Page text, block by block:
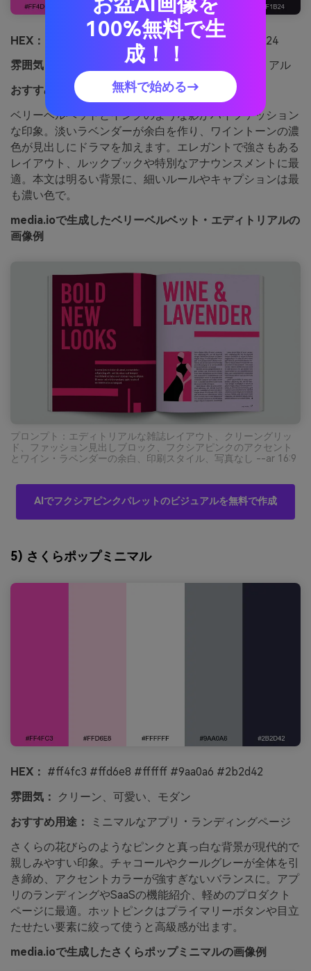
HEX：
#ff4dcd #a61e4d #6d1d5e #f2e9f7 #1f1b24
雰囲気：
ラグジュアリー、ムーディー、エディトリアル
おすすめ用途：
雑誌用スプレッドデザイン
ベリーベルベットとインクのような影がハイファッション
な印象。淡いラベンダーが余白を作り、ワイントーンの濃
色が見出しにドラマを加えます。エレガントで強さもある
レイアウト、ルックブックや特別なアナウンスメントに最
適。本文は明るい背景に、細いルールやキャプションは最
も濃い色で。
media.ioで生成したベリーベルベット・エディトリアルの
画像例
プロンプト：エディトリアルな雑誌レイアウト、クリーングリッ
ド、ファッション見出しブロック、フクシアピンクのアクセント
とワイン・ラベンダーの余白、印刷スタイル、写真なし --ar 16:9
AIでフクシアピンクパレットのビジュアルを無料で作成
5) さくらポップミニマル
HEX： #ff4fc3 #ffd6e8 #ffffff #9aa0a6 #2b2d42
雰囲気：
クリーン、可愛い、モダン
おすすめ用途：
ミニマルなアプリ・ランディングページ
さくらの花びらのようなピンクと真っ白な背景が現代的で
親しみやすい印象。チャコールやクールグレーが全体を引
き締め、アクセントカラーが強すぎないバランスに。アプ
リのランディングやSaaSの機能紹介、軽めのプロダクト
ページに最適。ホットピンクはプライマリーボタンや目立
たせたい要素に絞って使うと高級感が出ます。
media.ioで生成したさくらポップミニマルの画像例
100%無料で生
成！！
無料で始める→